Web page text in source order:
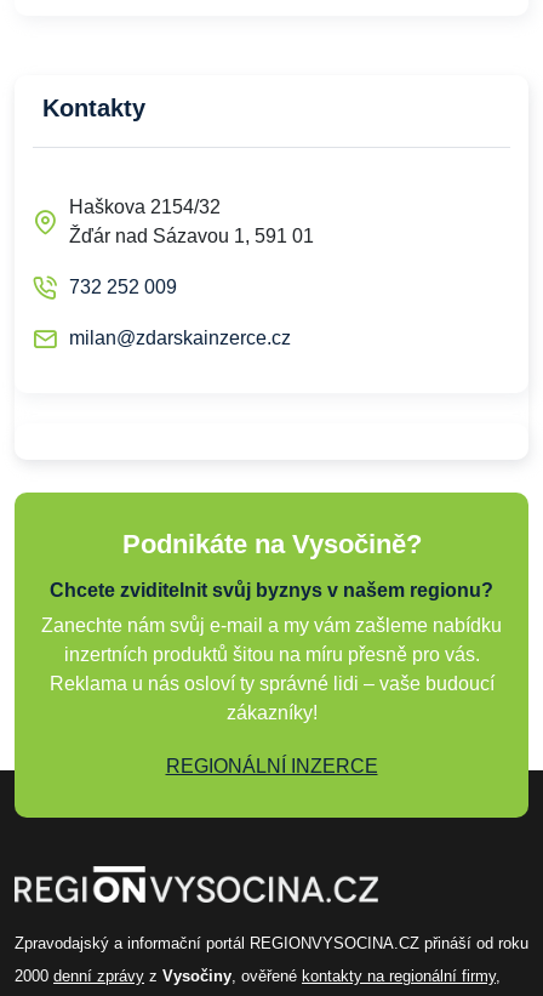
Kontakty
Haškova 2154/32
Žďár nad Sázavou 1, 591 01
732 252 009
milan@zdarskainzerce.cz
Podnikáte na Vysočině?
Chcete zviditelnit svůj byznys v našem regionu?
Zanechte nám svůj e-mail a my vám zašleme nabídku
inzertních produktů šitou na míru přesně pro vás.
Reklama u nás osloví ty správné lidi – vaše budoucí
zákazníky!
REGIONÁLNÍ INZERCE
Zpravodajský a informační portál REGIONVYSOCINA.CZ přináší od roku
2000 denní zprávy z Vysočiny , ověřené kontakty na regionální firmy,